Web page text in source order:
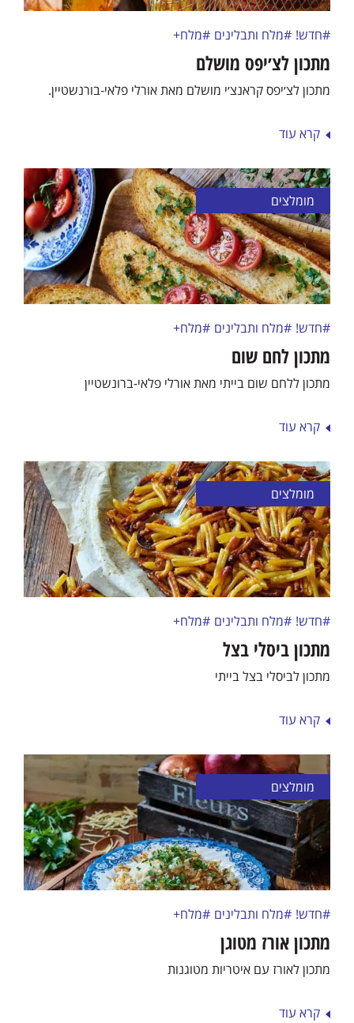
#חדש! #מלח ותבלינים #מלח+
מתכון לצ׳יפס מושלם
מתכון לצ׳יפס קראנצ׳י מושלם מאת אורלי פלאי-בורנשטיין.
קרא עוד
מומלצים
#חדש! #מלח ותבלינים #מלח+
מתכון לחם שום
מתכון ללחם שום בייתי מאת אורלי פלאי-ברונשטיין
קרא עוד
מומלצים
#חדש! #מלח ותבלינים #מלח+
מתכון ביסלי בצל
מתכון לביסלי בצל בייתי
קרא עוד
מומלצים
#חדש! #מלח ותבלינים #מלח+
מתכון אורז מטוגן
מתכון לאורז עם איטריות מטוגנות
קרא עוד